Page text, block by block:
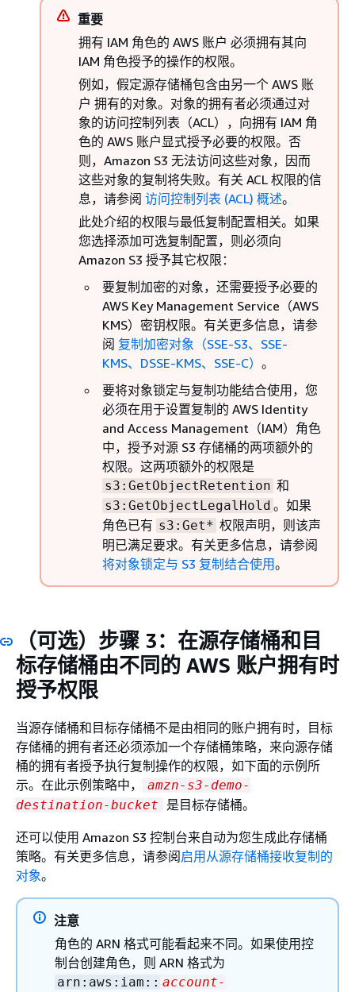
重要
拥有 IAM 角色的 AWS 账户 必须拥有其向
IAM 角色授予的操作的权限。
例如，假定源存储桶包含由另一个 AWS 账
户 拥有的对象。对象的拥有者必须通过对
象的访问控制列表（ACL），向拥有 IAM 角
色的 AWS 账户显式授予必要的权限。否
则，Amazon S3 无法访问这些对象，因而
这些对象的复制将失败。有关 ACL 权限的信
息，请参阅 访问控制列表 (ACL) 概述。
此处介绍的权限与最低复制配置相关。如果
您选择添加可选复制配置，则必须向
Amazon S3 授予其它权限：
要复制加密的对象，还需要授予必要的
AWS Key Management Service（AWS
KMS）密钥权限。有关更多信息，请参
阅 复制加密对象（SSE-S3、SSE-
KMS、DSSE-KMS、SSE-C） 。
要将对象锁定与复制功能结合使用，您
必须在用于设置复制的 AWS Identity
and Access Management（IAM）角色
中，授予对源 S3 存储桶的两项额外的
权限。这两项额外的权限是
s3:GetObjectRetention 和
s3:GetObjectLegalHold 。如果
角色已有 s3:Get* 权限声明，则该声
明已满足要求。有关更多信息，请参阅
将对象锁定与 S3 复制结合使用。
（可选）步骤 3：在源存储桶和目
标存储桶由不同的 AWS 账户拥有时
授予权限
当源存储桶和目标存储桶不是由相同的账户拥有时，目标
存储桶的拥有者还必须添加一个存储桶策略，来向源存储
桶的拥有者授予执行复制操作的权限，如下面的示例所
示。在此示例策略中，
amzn-s3-demo-
destination-bucket
是目标存储桶。
还可以使用 Amazon S3 控制台来自动为您生成此存储桶
策略。有关更多信息，请参阅启用从源存储桶接收复制的
对象。
注意
角色的 ARN 格式可能看起来不同。如果使用控
制台创建角色，则 ARN 格式为
arn:aws:iam:: account-